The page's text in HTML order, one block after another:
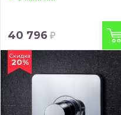
40 796
Скидка
20%